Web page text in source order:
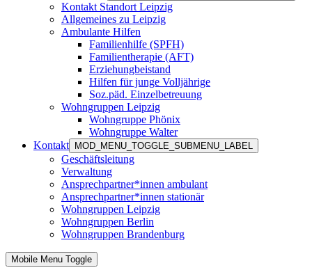
Kontakt Standort Leipzig
Allgemeines zu Leipzig
Ambulante Hilfen
Familienhilfe (SPFH)
Familientherapie (AFT)
Erziehungbeistand
Hilfen für junge Volljährige
Soz.päd. Einzelbetreuung
Wohngruppen Leipzig
Wohngruppe Phönix
Wohngruppe Walter
Kontakt
MOD_MENU_TOGGLE_SUBMENU_LABEL
Geschäftsleitung
Verwaltung
Ansprechpartner*innen ambulant
Ansprechpartner*innen stationär
Wohngruppen Leipzig
Wohngruppen Berlin
Wohngruppen Brandenburg
Mobile Menu Toggle